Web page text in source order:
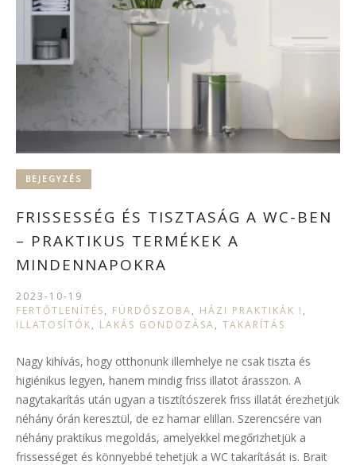
BEJEGYZÉS
FRISSESSÉG ÉS TISZTASÁG A WC-BEN
– PRAKTIKUS TERMÉKEK A
MINDENNAPOKRA
2023-10-19
FERTŐTLENÍTÉS, FÜRDŐSZOBA, HÁZI PRAKTIKÁK ! ,
ILLATOSÍTÓK, LAKÁS GONDOZÁSA, TAKARÍTÁS
Nagy kihívás, hogy otthonunk illemhelye ne csak tiszta és
higiénikus legyen, hanem mindig friss illatot árasszon. A
nagytakarítás után ugyan a tisztítószerek friss illatát érezhetjük
néhány órán keresztül, de ez hamar elillan. Szerencsére van
néhány praktikus megoldás, amelyekkel megőrizhetjük a
frissességet és könnyebbé tehetjük a WC takarítását is. Brait